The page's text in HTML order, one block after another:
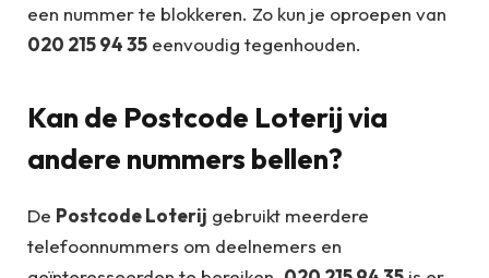
een nummer te blokkeren. Zo kun je oproepen van
020 215 94 35 eenvoudig tegenhouden.
Kan de Postcode Loterij via
andere nummers bellen?
De Postcode Loterij gebruikt meerdere
telefoonnummers om deelnemers en